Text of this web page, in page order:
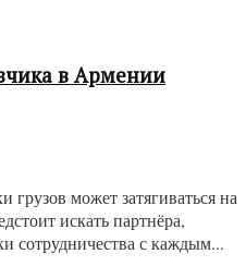
в Армении
грузов может затягиваться на
искать партнёра,
сотрудничества с каждым...